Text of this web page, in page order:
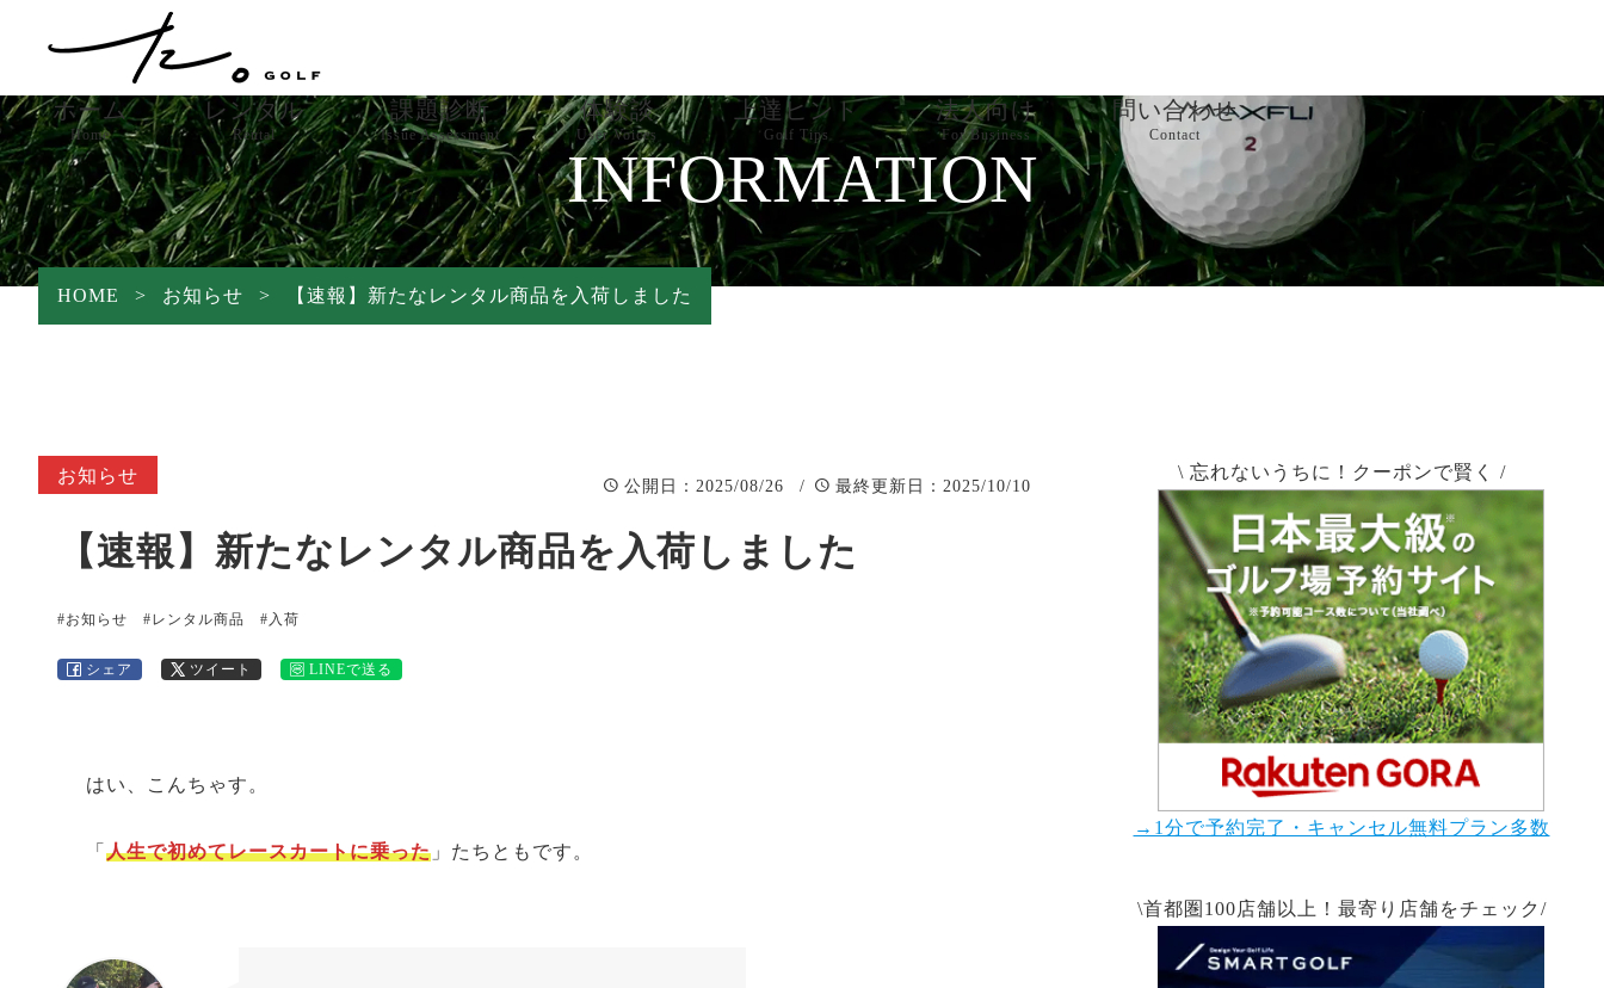
ホーム
Home
レンタル
Rental
レンタル商品
レンタル方法
よくある質問
課題診断
Issue Assessment
体験談
User Voices
上達ヒント
Golf Tips
お知らせ
器具レビュー
法人向け
For Business
売上改善サポート
PR依頼
問い合わせ
Contact
問い合わせ
詳細情報
INFORMATION
HOME > お知らせ > 【速報】新たなレンタル商品を入荷しました
お知らせ
公開日 ：2025/08/26 / 最終更新日 ：2025/10/10
【速報】新たなレンタル商品を入荷しました
#お知らせ #レンタル商品 #入荷
シェア ツイート LINEで送る
はい、こんちゃす。
「 人生で初めてレースカートに乗った 」たちともです。
\ 忘れないうちに！クーポンで賢く /
→1分で予約完了・キャンセル無料プラン多数
\首都圏100店舗以上！最寄り店舗をチェック/